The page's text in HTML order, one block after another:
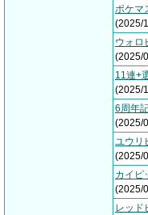
ポケマ
(2025/
ウォロ
(2025/
11連+
(2025/
6周年
(2025/
ユウリ
(2025/
カイピ
(2025/
レッド